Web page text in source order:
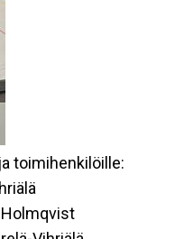
toimihenkilöille: